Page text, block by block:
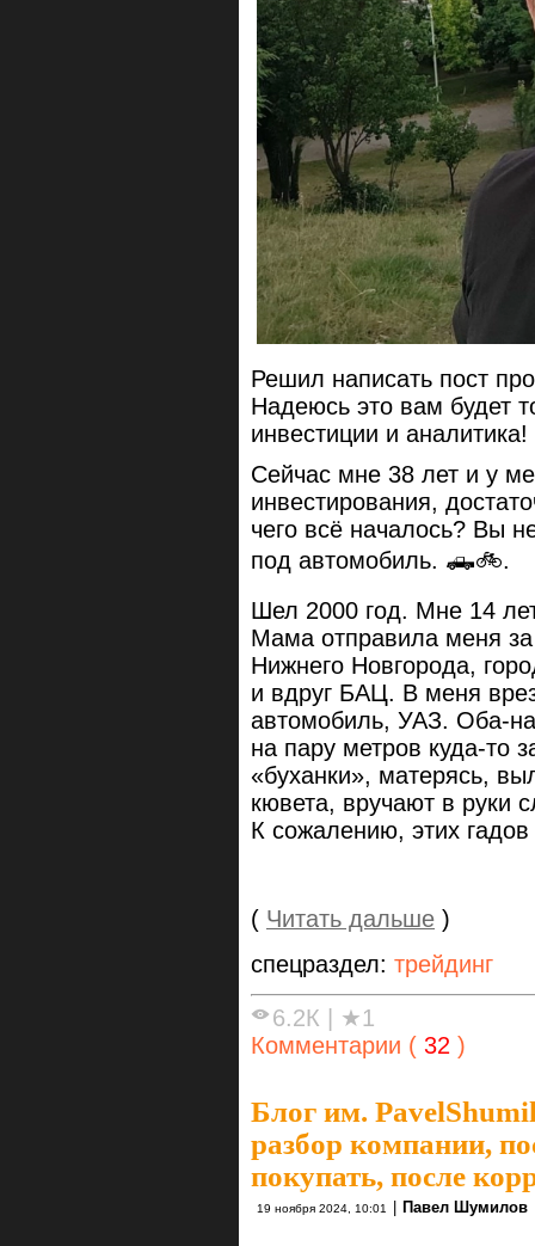
Решил написать пост
Надеюсь это вам будет
инвестиции и аналитика!
Сейчас мне 38 лет и у
инвестирования,
чего всё началось? Вы
под автомобиль. 🛻🚲.
Шел 2000 год. Мне 14
Мама отправила меня
Нижнего Новгорода,
и вдруг БАЦ. В меня
автомобиль, УАЗ. Оба-
на пару метров куда-то
«буханки», матерясь,
кювета, вручают в руки
К сожалению, этих
( Читать дальше )
спецраздел: трейдинг
6.2К
★1
Комментарии ( 32 )
Блог им.
разбор компании,
покупать, после
19 ноября 2024, 10:01 Павел Шумилов